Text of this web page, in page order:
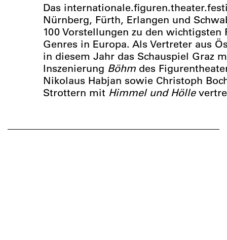
Das
Nürnberg, Fürth, Erlangen und
100 Vorstellungen zu den wichtigsten
Genres in Europa. Als Vertreter aus
in diesem Jahr das Schauspiel Graz
Inszenierung Böhm des
Nikolaus Habjan sowie Christoph
Strottern mit Himmel und Hölle